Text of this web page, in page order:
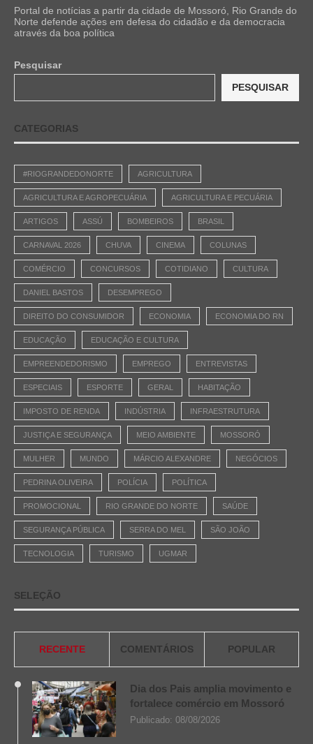
Portal de notícias a partir da cidade de Mossoró, Rio Grande do
Norte defende ações em defesa do cidadão e da democracia
através da boa política
Pesquisar
PESQUISAR
CATEGORIAS
#RIOGRANDEDONORTE AGRICULTURA
AGRICULTURA E AGROPECUÁRIA AGRICULTURA E PECUÁRIA
ARTIGOS ASSÚ BOMBEIROS BRASIL
CARNAVAL 2026 CHUVA CINEMA COLUNAS
COMÉRCIO CONCURSOS COTIDIANO CULTURA
DANIEL BASTOS DESEMPREGO
DIREITO DO CONSUMIDOR ECONOMIA ECONOMIA DO RN
EDUCAÇÃO EDUCAÇÃO E CULTURA
EMPREENDEDORISMO EMPREGO ENTREVISTAS
ESPECIAIS ESPORTE GERAL HABITAÇÃO
IMPOSTO DE RENDA INDÚSTRIA INFRAESTRUTURA
JUSTIÇA E SEGURANÇA MEIO AMBIENTE MOSSORÓ
MULHER MUNDO MÁRCIO ALEXANDRE NEGÓCIOS
PEDRINA OLIVEIRA POLÍCIA POLÍTICA
PROMOCIONAL RIO GRANDE DO NORTE SAÚDE
SEGURANÇA PÚBLICA SERRA DO MEL SÃO JOÃO
TECNOLOGIA TURISMO UGMAR
SELEÇÃO
RECENTE COMENTÁRIOS POPULAR
Dia dos Pais amplia movimento e
fortalece comércio em Mossoró
Publicado: 08/08/2026